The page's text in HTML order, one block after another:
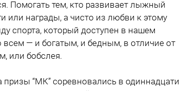
Помогать тем, кто развивает лыжный
или награды, а чисто из любви к этому
спорта, который доступен в нашем
всем — и богатым, и бедным, в отличие от
или бобслея.
призы “МК” соревновались в одиннадцати